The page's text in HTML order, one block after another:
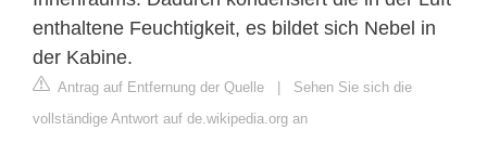
enthaltene Feuchtigkeit, es bildet sich Nebel in
der Kabine.
Antrag auf Entfernung der Quelle
Sehen Sie sich die
vollständige Antwort auf de.wikipedia.org an